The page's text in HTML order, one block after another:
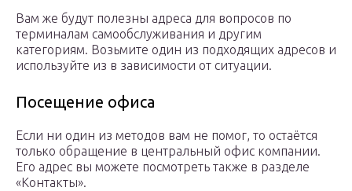
Вам же будут полезны адреса для вопросов по
терминалам самообслуживания и другим
категориям. Возьмите один из подходящих адресов и
используйте из в зависимости от ситуации.
Посещение офиса
Если ни один из методов вам не помог, то остаётся
только обращение в центральный офис компании.
Его адрес вы можете посмотреть также в разделе
«Контакты».